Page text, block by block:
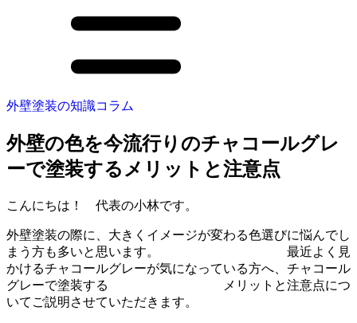
外壁塗装の知識コラム
外壁の色を今流行りのチャコールグレ
ーで塗装するメリットと注意点
こんにちは！ 代表の小林です。
外壁塗装の際に、大きくイメージが変わる色選びに悩んでし
まう方も多いと思います。 最近よく見
かけるチャコールグレーが気になっている方へ、チャコール
グレーで塗装する メリットと注意点につ
いてご説明させていただきます。